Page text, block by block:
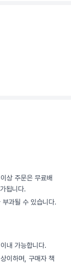
상 주문은 무료배
됩니다.
과될 수 있습니다.
내 가능합니다.
이하며, 구매자 책